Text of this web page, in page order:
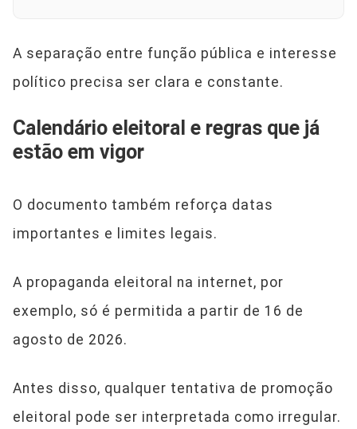
A separação entre função pública e interesse
político precisa ser clara e constante.
Calendário eleitoral e regras que já
estão em vigor
O documento também reforça datas
importantes e limites legais.
A propaganda eleitoral na internet, por
exemplo, só é permitida a partir de 16 de
agosto de 2026.
Antes disso, qualquer tentativa de promoção
eleitoral pode ser interpretada como irregular.